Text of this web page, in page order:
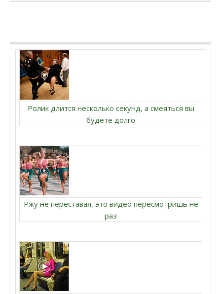
Ролик длится несколько секунд, а смеяться вы
будете долго
Ржу не переставая, это видео пересмотришь не
раз